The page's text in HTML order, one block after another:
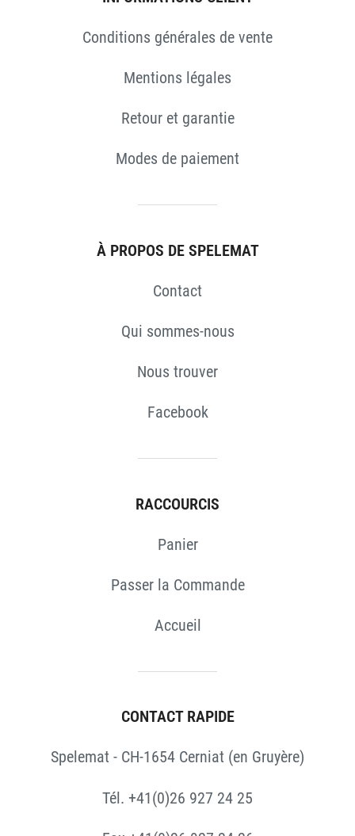
Conditions générales de vente
Mentions légales
Retour et garantie
Modes de paiement
À PROPOS DE SPELEMAT
Contact
Qui sommes-nous
Nous trouver
Facebook
RACCOURCIS
Panier
Passer la Commande
Accueil
CONTACT RAPIDE
Spelemat - CH-1654 Cerniat (en Gruyère)
Tél. +41(0)26 927 24 25